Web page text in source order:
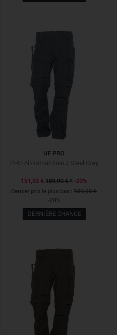
UF PRO
P-40 All-Terrain Gen.2 Steel Grey
151,92 € 189,90 €* -20%
Dernier prix le plus bas : 189,90 €
-20%
DERNIÈRE CHANCE